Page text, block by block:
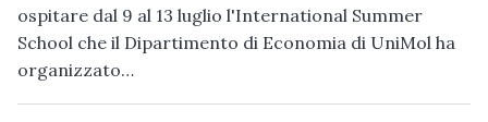
ospitare dal 9 al 13 luglio l'International Summer
School che il Dipartimento di Economia di UniMol ha
organizzato…